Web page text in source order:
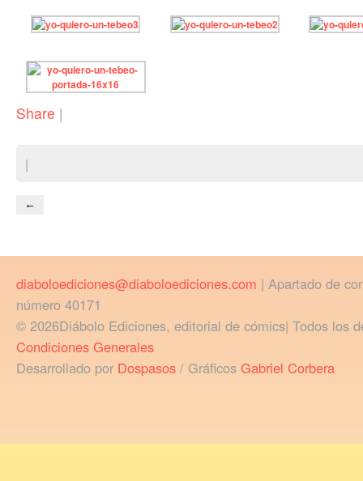
Share |
|
←
diaboloediciones@diaboloediciones.com | Apartado de
número 40171
© 2026Diábolo Ediciones, editorial de cómics| Todos los
Condiciones Generales
Desarrollado por Dospasos / Gráficos Gabriel Corbera